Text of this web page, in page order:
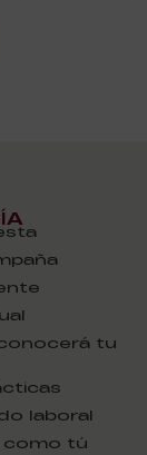
tu
laboral
como tú